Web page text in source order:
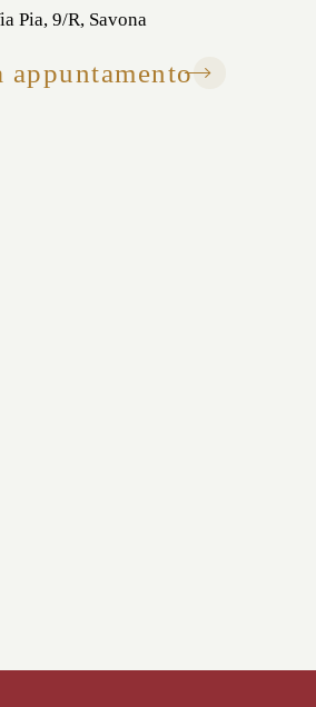
Pia, 9/R, Savona
appuntamento